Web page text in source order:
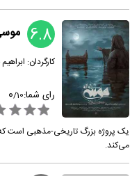
6.8
کارگردان:
رای شما: 0/10
یک پروژه بزرگ تاریخی-مذهبی است
می‌کند.